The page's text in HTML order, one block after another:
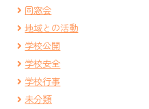
同窓会
地域との活動
学校公開
学校安全
学校行事
未分類